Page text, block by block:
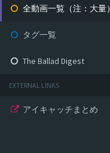
全動画一覧（注：大量）
タグ一覧
The Ballad Digest
EXTERNAL LINKS
アイキャッチまとめ